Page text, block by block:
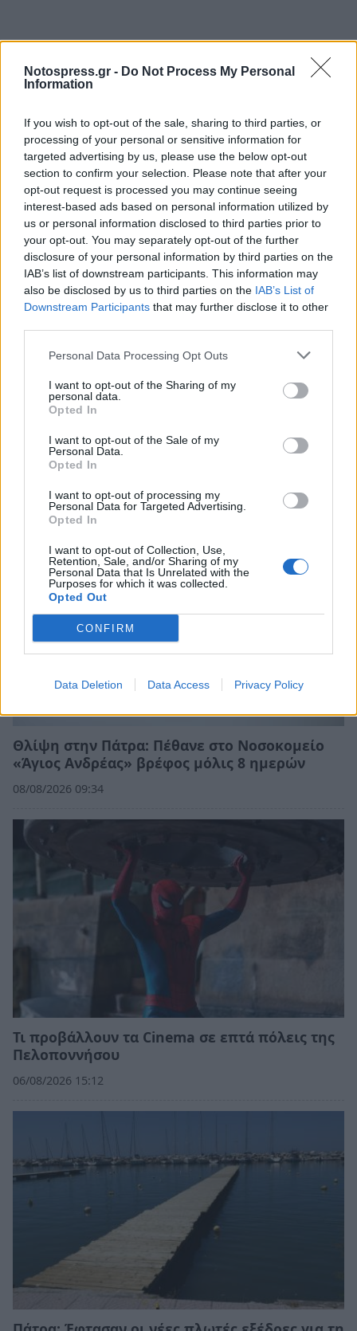
Notospress.gr - Do Not Process My Personal
Information
If you wish to opt-out of the sale, sharing to third parties, or
processing of your personal or sensitive information for
targeted advertising by us, please use the below opt-out
section to confirm your selection. Please note that after your
opt-out request is processed you may continue seeing
interest-based ads based on personal information utilized by
us or personal information disclosed to third parties prior to
your opt-out. You may separately opt-out of the further
disclosure of your personal information by third parties on the
IAB’s list of downstream participants. This information may
also be disclosed by us to third parties on the IAB’s List of
Downstream Participants that may further disclose it to other
Personal Data Processing Opt Outs
I want to opt-out of the Sharing of my
personal data.
Opted In
I want to opt-out of the Sale of my
Personal Data.
Opted In
I want to opt-out of processing my
Personal Data for Targeted Advertising.
Opted In
I want to opt-out of Collection, Use,
Retention, Sale, and/or Sharing of my
Personal Data that Is Unrelated with the
Purposes for which it was collected.
Opted Out
CONFIRM
Data Deletion Data Access Privacy Policy
Σχετικά Άρθρα
Θλίψη στην Πάτρα: Πέθανε στο Νοσοκομείο
«Άγιος Ανδρέας» βρέφος μόλις 8 ημερών
08/08/2026 09:34
Τι προβάλλουν τα Cinema σε επτά πόλεις της
Πελοποννήσου
06/08/2026 15:12